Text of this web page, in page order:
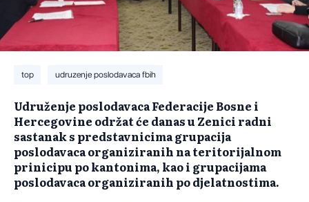
top udruzenje poslodavaca fbih
Udruženje poslodavaca Federacije Bosne i
Hercegovine održat će danas u Zenici radni
sastanak s predstavnicima grupacija
poslodavaca organiziranih na teritorijalnom
prinicipu po kantonima, kao i grupacijama
poslodavaca organiziranih po djelatnostima.